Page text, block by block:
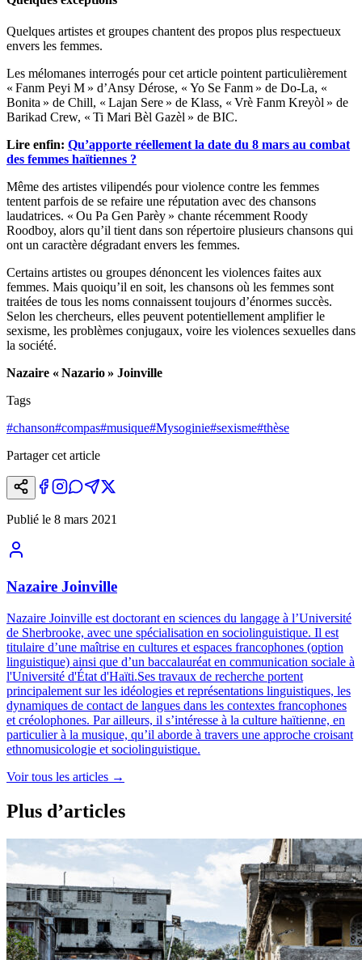
Quelques artistes et groupes chantent des propos plus respectueux
envers les femmes.
Les mélomanes interrogés pour cet article pointent particulièrement
« Fanm Peyi M » d’Ansy Dérose, « Yo Se Fanm » de Do-La, «
Bonita » de Chill, « Lajan Sere » de Klass, « Vrè Fanm Kreyòl » de
Barikad Crew, « Ti Mari Bèl Gazèl » de BIC.
Lire enfin: Qu’apporte réellement la date du 8 mars au combat
des femmes haïtiennes ?
Même des artistes vilipendés pour violence contre les femmes
tentent parfois de se refaire une réputation avec des chansons
laudatrices. « Ou Pa Gen Parèy » chante récemment Roody
Roodboy, alors qu’il tient dans son répertoire plusieurs chansons qui
ont un caractère dégradant envers les femmes.
Certains artistes ou groupes dénoncent les violences faites aux
femmes. Mais quoiqu’il en soit, les chansons où les femmes sont
traitées de tous les noms connaissent toujours d’énormes succès.
Selon les chercheurs, elles peuvent potentiellement amplifier le
sexisme, les problèmes conjugaux, voire les violences sexuelles dans
la société.
Nazaire «Nazario» Joinville
Tags
#chanson#compas#musique#Mysoginie#sexisme#thèse
Partager cet article
Publié le 8 mars 2021
Nazaire Joinville
Nazaire Joinville est doctorant en sciences du langage à l’Université
de Sherbrooke, avec une spécialisation en sociolinguistique. Il est
titulaire d’une maîtrise en cultures et espaces francophones (option
linguistique) ainsi que d’un baccalauréat en communication sociale à
l'Université d'État d'Haïti.Ses travaux de recherche portent
principalement sur les idéologies et représentations linguistiques, les
dynamiques de contact de langues dans les contextes francophones
et créolophones. Par ailleurs, il s’intéresse à la culture haïtienne, en
particulier à la musique, qu’il aborde à travers une approche croisant
ethnomusicologie et sociolinguistique.
Voir tous les articles →
Plus d’articles